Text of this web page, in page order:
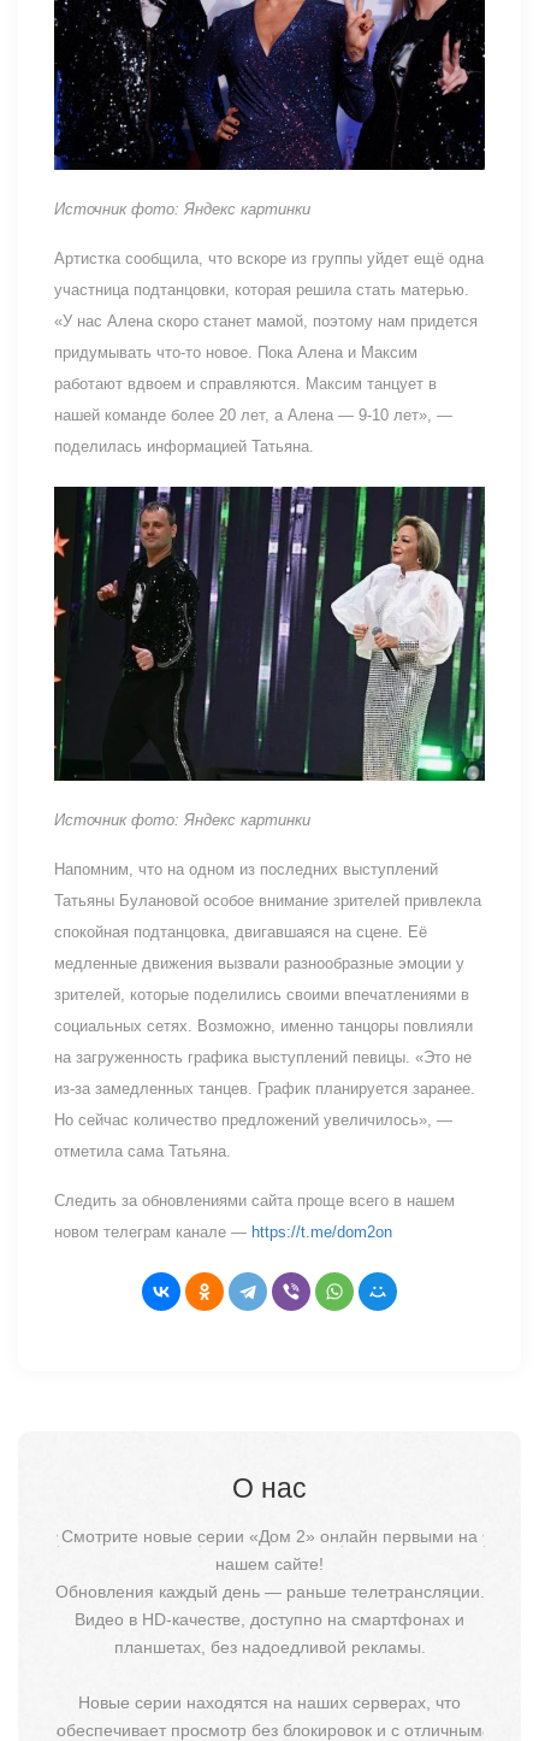
Источник фото: Яндекс картинки
Артистка сообщила, что вскоре из группы уйдет ещё одна
участница подтанцовки, которая решила стать матерью.
«У нас Алена скоро станет мамой, поэтому нам придется
придумывать что-то новое. Пока Алена и Максим
работают вдвоем и справляются. Максим танцует в
нашей команде более 20 лет, а Алена — 9-10 лет», —
поделилась информацией Татьяна.
Источник фото: Яндекс картинки
Напомним, что на одном из последних выступлений
Татьяны Булановой особое внимание зрителей привлекла
спокойная подтанцовка, двигавшаяся на сцене. Её
медленные движения вызвали разнообразные эмоции у
зрителей, которые поделились своими впечатлениями в
социальных сетях. Возможно, именно танцоры повлияли
на загруженность графика выступлений певицы. «Это не
из-за замедленных танцев. График планируется заранее.
Но сейчас количество предложений увеличилось», —
отметила сама Татьяна.
Следить за обновлениями сайта проще всего в нашем
новом телеграм канале — https://t.me/dom2on
О нас
Смотрите новые серии «Дом 2» онлайн первыми на
нашем сайте!
Обновления каждый день — раньше телетрансляции.
Видео в HD-качестве, доступно на смартфонах и
планшетах, без надоедливой рекламы.
Новые серии находятся на наших серверах, что
обеспечивает просмотр без блокировок и с отличным